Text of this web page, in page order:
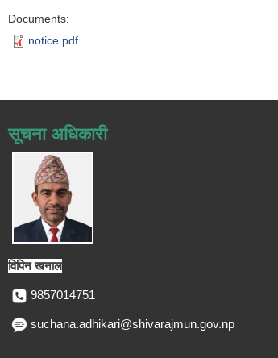
Documents:
notice.pdf
सूचना अधिकारी
विपिन खनाल
9857014751
suchana.adhikari@shivarajmun.gov.np